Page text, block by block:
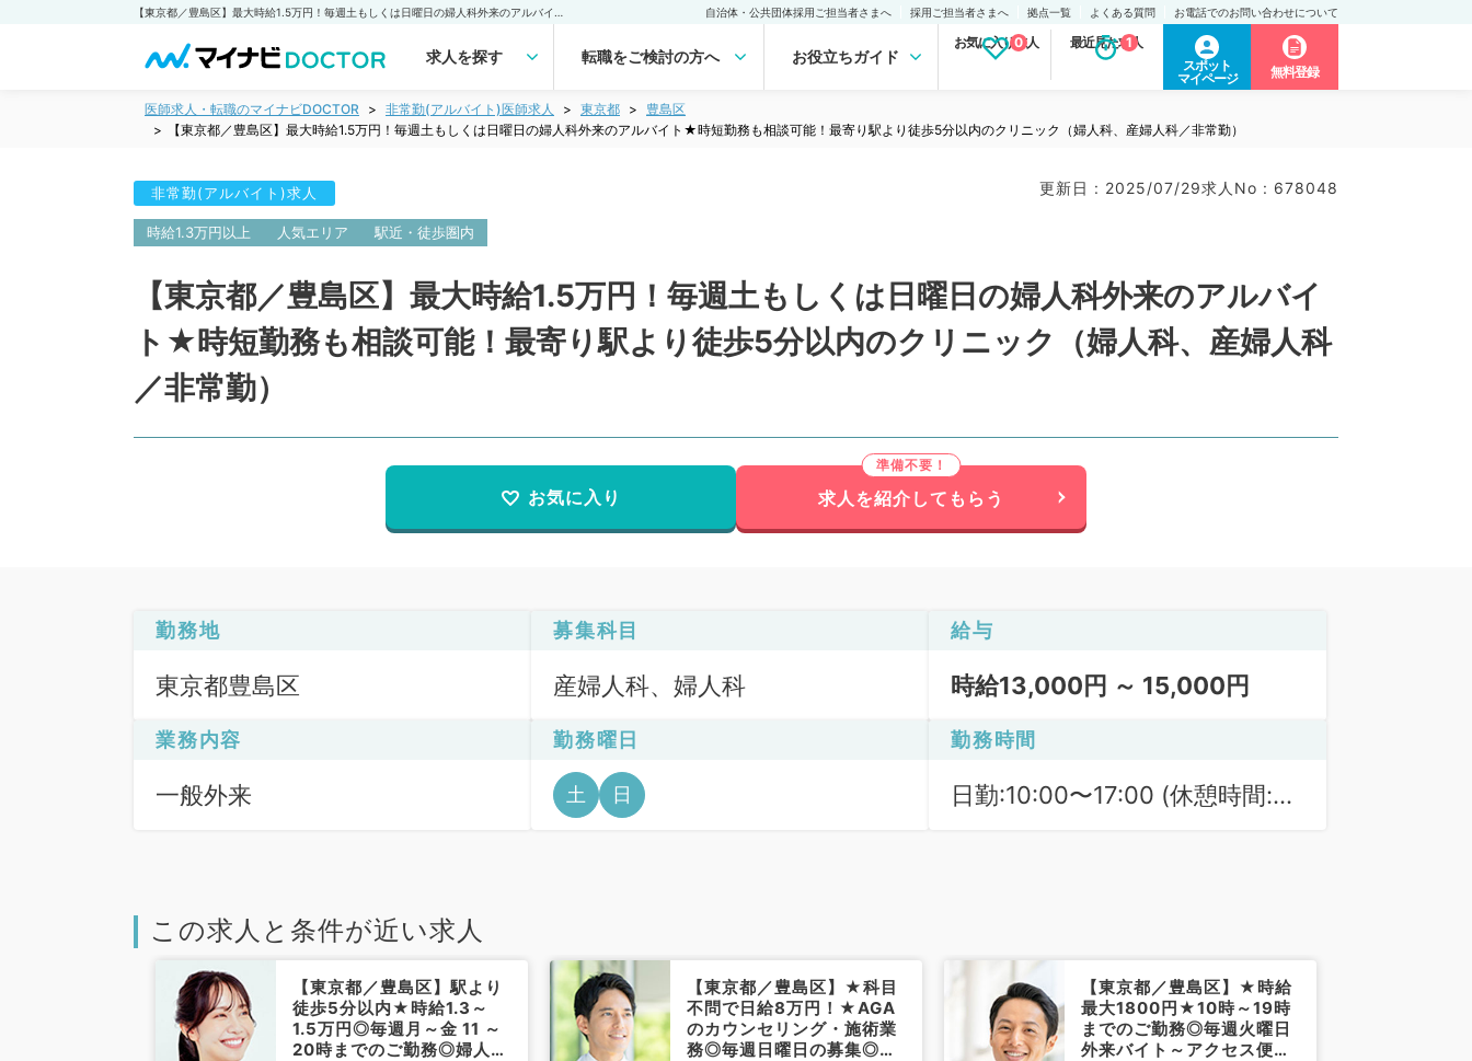
自治体・公共団体採用ご担当者さまへ 採用ご担当者さまへ 拠点一覧 よくある質問 お電話でのお問い合わせについて
求人を探す 転職をご検討の方へ お役立ちガイド
お気に入り求人
0 最近見た求人
1
スポット
マイページ
無料登録
医師求人・転職のマイナビDOCTOR 非常勤(アルバイト)医師求人 東京都
豊島区
【東京都／豊島区】最大時給1.5万円！毎週土もしくは日曜日の婦人科外来のアルバイト★時短勤務も相談可能！最寄り駅より徒歩5分以内のクリニック（婦人科、産婦人科／非常勤）
非常勤(アルバイト)求人 更新日 : 2025/07/29求人No : 678048
時給1.3万円以上 人気エリア 駅近・徒歩圏内
【東京都／豊島区】最大時給1.5万円！毎週土もしくは日曜日の婦人科外来のアルバイ
ト★時短勤務も相談可能！最寄り駅より徒歩5分以内のクリニック（婦人科、産婦人科
／非常勤）
お気に入り 求人を紹介してもらう
勤務地
東京都豊島区
募集科目
産婦人科、婦人科
給与
時給13,000円 ～ 15,000円
業務内容
一般外来
勤務曜日
土 日
勤務時間
日勤:10:00〜17:00 (休憩時間:
この求人と条件が近い求人
【東京都／豊島区】駅より
徒歩5分以内★時給1.3～
1.5万円◎毎週月～金 11 ～
20時までのご勤務◎婦人科
【東京都／豊島区】★科目
不問で日給8万円！★AGA
のカウンセリング・施術業
務◎毎週日曜日の募集◎駅
【東京都／豊島区】★時給
最大1800円★10時～19時
までのご勤務◎毎週火曜日
外来バイト～アクセス便利